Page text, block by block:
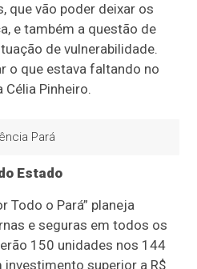
que vão poder deixar os
e também a questão de
de vulnerabilidade.
o que estava faltando no
Célia Pinheiro.
Pará
Estado
Todo o Pará” planeja
e seguras em todos os
150 unidades nos 144
superior a R$